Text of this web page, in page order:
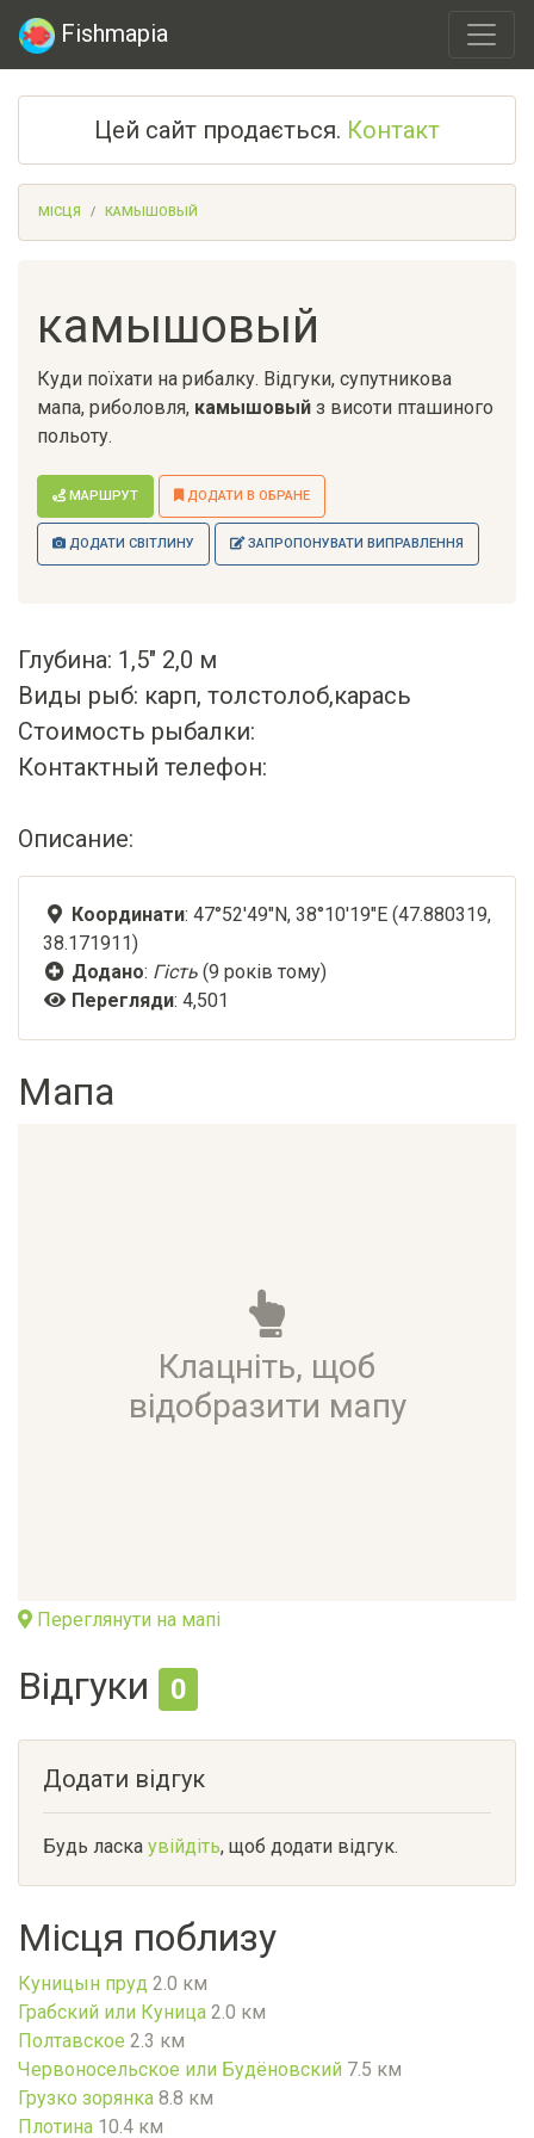
Fishmapia
Цей сайт продається. Контакт
МІСЦЯ КАМЫШОВЫЙ
камышовый
Куди поїхати на рибалку. Відгуки, супутникова
мапа, риболовля, камышовый з висоти пташиного
польоту.
МАРШРУТ ДОДАТИ В ОБРАНЕ
ДОДАТИ СВІТЛИНУ ЗАПРОПОНУВАТИ ВИПРАВЛЕННЯ
Глубина: 1,5" 2,0 м
Виды рыб: карп, толстолоб,карась
Стоимость рыбалки:
Контактный телефон:
Описание:
Координати: 47°52'49"N, 38°10'19"E (47.880319,
38.171911)
Додано: Гість (9 років тому)
Перегляди: 4,501
Мапа
Клацніть, щоб
відобразити мапу
Переглянути на мапі
Відгуки 0
Додати відгук
Будь ласка увійдіть, щоб додати відгук.
Місця поблизу
Куницын пруд 2.0 км
Грабский или Куница 2.0 км
Полтавское 2.3 км
Червоносельское или Будёновский 7.5 км
Грузко зорянка 8.8 км
Плотина 10.4 км